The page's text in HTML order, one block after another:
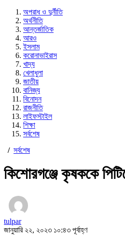
অপরাধ ও দুর্নীতি
অর্থনীতি
আন্তর্জাতিক
আরও
ইসলাম
করোনাভাইরাস
খাদ্য
খেলাধুলা
জাতীয়
বানিজ্য
বিনোদন
রাজনীতি
লাইফস্টাইল
শিক্ষা
সর্বশেষ
/ সর্বশেষ
কিশোরগঞ্জে কৃষককে
tulpar
জানুয়ারি ২২, ২০২৩ ১০:৪৩ পূর্বাহ্ণ